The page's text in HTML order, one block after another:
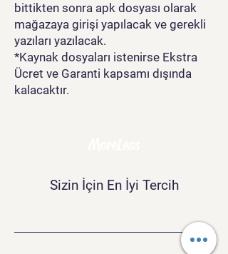
bittikten sonra apk dosyası olarak
mağazaya girişi yapılacak ve gerekli
yazıları yazılacak.
*Kaynak dosyaları istenirse Ekstra
Ücret ve Garanti kapsamı dışında
kalacaktır.
Sizin İçin En İyi Tercih